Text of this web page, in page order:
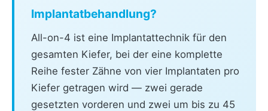
Implantatbehandlung?
All-on-4 ist eine Implantattechnik für den
gesamten Kiefer, bei der eine komplette
Reihe fester Zähne von vier Implantaten pro
Kiefer getragen wird — zwei gerade
gesetzten vorderen und zwei um bis zu 45